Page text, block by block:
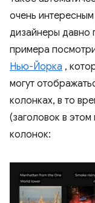
очень
дизайнеры давно
примера
Нью-Йорка ,
могут
колонках, в то
(заголовок в
колонок: